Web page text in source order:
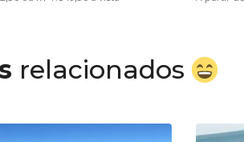
relacionados